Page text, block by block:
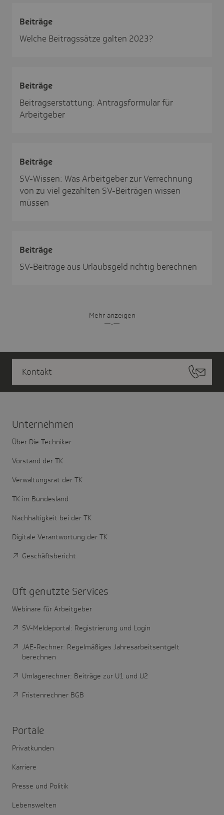
Beiträge
Welche Beitragssätze galten 2023?
Beiträge
Beitragserstattung: Antragsformular für
Arbeitgeber
Beiträge
SV-Wissen: Was Arbeitgeber zur Verrechnung
von zu viel gezahlten SV-Beiträgen wissen
müssen
Beiträge
SV-Beiträge aus Urlaubsgeld richtig berechnen
Mehr anzeigen
Kontakt
Unter­nehmen
Über Die Techniker
Vorstand der TK
Verwaltungsrat der TK
TK im Bundesland
Nachhaltigkeit bei der TK
Digitale Verantwortung der TK
Geschäftsbericht
Oft genutzte Services
Webinare für Arbeitgeber
SV-Meldeportal: Registrierung und Login
JAE-Rechner: Regelmäßiges Jahresarbeitsentgelt
berechnen
Umlagerechner: Beiträge zur U1 und U2
Fristenrechner BGB
Portale
Privatkunden
Karriere
Presse und Politik
Lebenswelten